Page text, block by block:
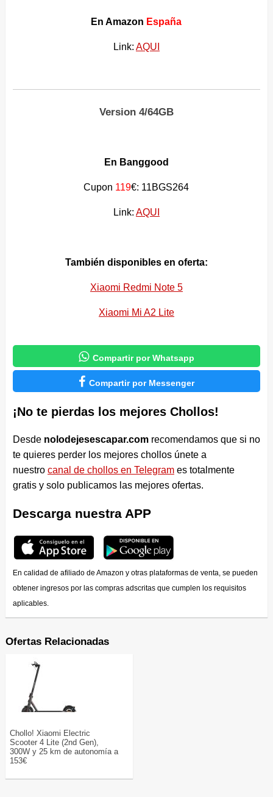
En Amazon España
Link: AQUI
Version 4/64GB
En Banggood
Cupon 119€: 11BGS264
Link: AQUI
También disponibles en oferta:
Xiaomi Redmi Note 5
Xiaomi Mi A2 Lite
 Compartir por Whatsapp
 Compartir por Messenger
¡No te pierdas los mejores Chollos!
Desde nolodejesescapar.comrecomendamos que si no
te quieres perder los mejores chollos únete a
nuestro canal de chollos en Telegrames totalmente
gratis y solo publicamos las mejores ofertas.
Descarga nuestra APP
En calidad de afiliado de Amazon y otras plataformas de venta, se pueden
obtener ingresos por las compras adscritas que cumplen los requisitos
aplicables.
Ofertas Relacionadas
Chollo! Xiaomi Electric
Scooter 4 Lite (2nd Gen),
300W y 25 km de autonomía a
153€